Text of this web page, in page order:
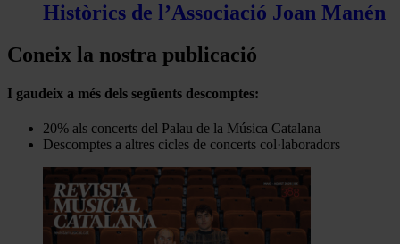
Històrics de l’Associació Joan Manén
Coneix la nostra publicació
I gaudeix a més dels següents descomptes:
20% als concerts del Palau de la Música Catalana
Descomptes a altres cicles de concerts col·laboradors